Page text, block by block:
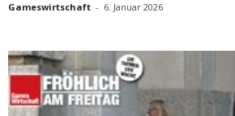
Gameswirtschaft - 6. Januar 2026